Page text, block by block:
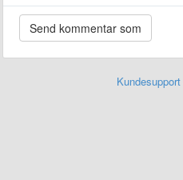
Kundesupport